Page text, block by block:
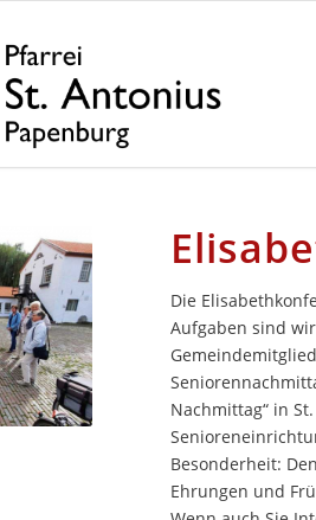
Die
Aufgaben sind
Nachmittag“ in
Besonderheit:
Ehrungen und